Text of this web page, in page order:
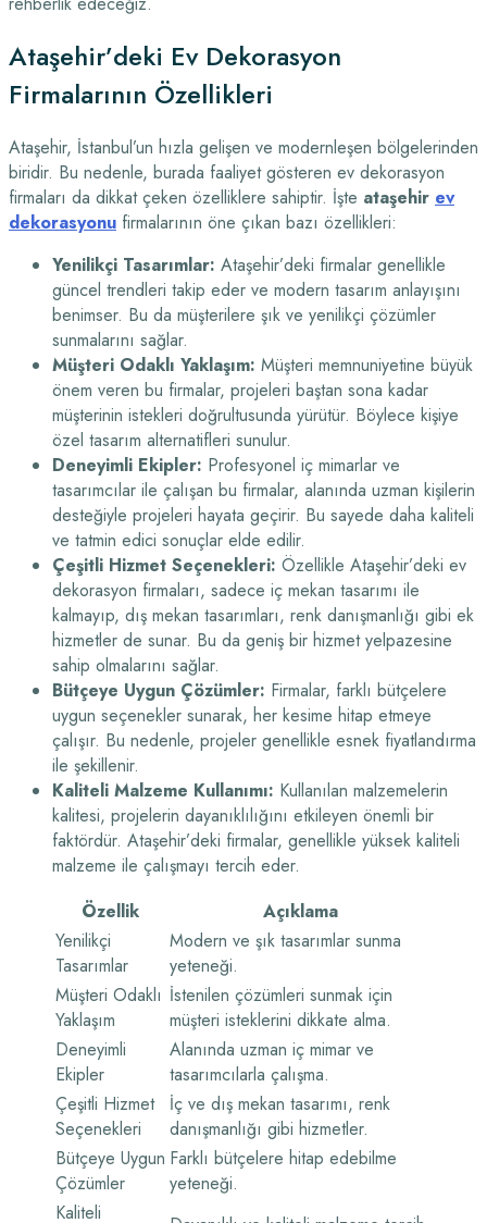
Ataşehir’deki Ev Dekorasyon
Firmalarının Özellikleri
Ataşehir, İstanbul’un hızla gelişen ve modernleşen bölgelerinden
biridir. Bu nedenle, burada faaliyet gösteren ev dekorasyon
firmaları da dikkat çeken özelliklere sahiptir. İşte ataşehir ev
dekorasyonu firmalarının öne çıkan bazı özellikleri:
Yenilikçi Tasarımlar: Ataşehir’deki firmalar genellikle
güncel trendleri takip eder ve modern tasarım anlayışını
benimser. Bu da müşterilere şık ve yenilikçi çözümler
sunmalarını sağlar.
Müşteri Odaklı Yaklaşım: Müşteri memnuniyetine büyük
önem veren bu firmalar, projeleri baştan sona kadar
müşterinin istekleri doğrultusunda yürütür. Böylece kişiye
özel tasarım alternatifleri sunulur.
Deneyimli Ekipler: Profesyonel iç mimarlar ve
tasarımcılar ile çalışan bu firmalar, alanında uzman kişilerin
desteğiyle projeleri hayata geçirir. Bu sayede daha kaliteli
ve tatmin edici sonuçlar elde edilir.
Çeşitli Hizmet Seçenekleri: Özellikle Ataşehir’deki ev
dekorasyon firmaları, sadece iç mekan tasarımı ile
kalmayıp, dış mekan tasarımları, renk danışmanlığı gibi ek
hizmetler de sunar. Bu da geniş bir hizmet yelpazesine
sahip olmalarını sağlar.
Bütçeye Uygun Çözümler: Firmalar, farklı bütçelere
uygun seçenekler sunarak, her kesime hitap etmeye
çalışır. Bu nedenle, projeler genellikle esnek fiyatlandırma
ile şekillenir.
Kaliteli Malzeme Kullanımı: Kullanılan malzemelerin
kalitesi, projelerin dayanıklılığını etkileyen önemli bir
faktördür. Ataşehir’deki firmalar, genellikle yüksek kaliteli
malzeme ile çalışmayı tercih eder.
Özellik
Açıklama
Yenilikçi
Tasarımlar
Modern ve şık tasarımlar sunma
yeteneği.
Müşteri Odaklı
Yaklaşım
İstenilen çözümleri sunmak için
müşteri isteklerini dikkate alma.
Deneyimli
Ekipler
Alanında uzman iç mimar ve
tasarımcılarla çalışma.
Çeşitli Hizmet
Seçenekleri
İç ve dış mekan tasarımı, renk
danışmanlığı gibi hizmetler.
Bütçeye Uygun
Çözümler
Farklı bütçelere hitap edebilme
yeteneği.
Kaliteli